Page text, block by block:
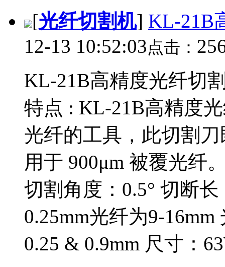
[光纤切割机] KL-21B
12-13 10:52:03点击：
KL-21B高精度光纤切
特点 : KL-21B高精度
光纤的工具，此切割
用于 900μm 被覆光纤
切割角度：0.5° 切断
0.25mm光纤为9-
0.25 & 0.9mm 尺寸：